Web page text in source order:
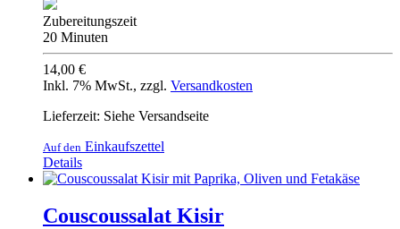
Zubereitungszeit
20 Minuten
14,00 €
Inkl. 7% MwSt., zzgl. Versandkosten
Lieferzeit: Siehe Versandseite
Auf den Einkaufszettel
Details
Couscoussalat Kisir